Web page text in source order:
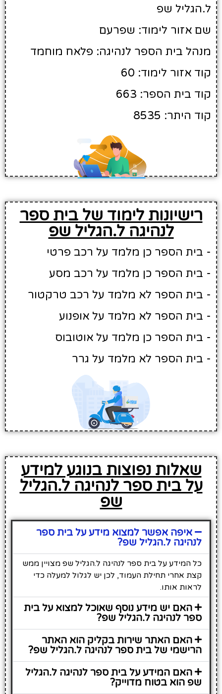
ל.הגליל שפ
שם אזור לימוד: שפרעם
מנהל בית הספר לנהיגה: פלאח מוחמד
קוד אזור לימוד: 60
קוד בית הספר: 663
קוד היתר: 8535
רישיונות לימוד של בית ספר
לנהיגה ל.הגליל שפ
- בית הספר כן מלמד על רכב פרטי
- בית הספר כן מלמד על רכב מסע
- בית הספר לא מלמד על רכב טרקטור
- בית הספר לא מלמד על אופנוע
- בית הספר כן מלמד על אוטובוס
- בית הספר לא מלמד על גרר
שאלות נפוצות בנוגע למידע
על בית ספר לנהיגה ל.הגליל
שפ
איפה אפשר למצוא מידע על בית ספר
לנהיגה ל.הגליל שפ?
כל המידע על בית ספר לנהיגה ל.הגליל שפ מצויין ממש
קצת אחרי תחילת העמוד, לכן יש לגלול למעלה כדי
לראות אותו.
האם יש מידע נוסף שאוכל למצוא על בית
ספר לנהיגה ל.הגליל שפ?
האם האתר שירות בקליק הוא האתר
הרישמי של בית ספר לנהיגה ל.הגליל שפ?
האם המידע על בית ספר לנהיגה ל.הגליל
שפ הוא בטוח מדוייק?